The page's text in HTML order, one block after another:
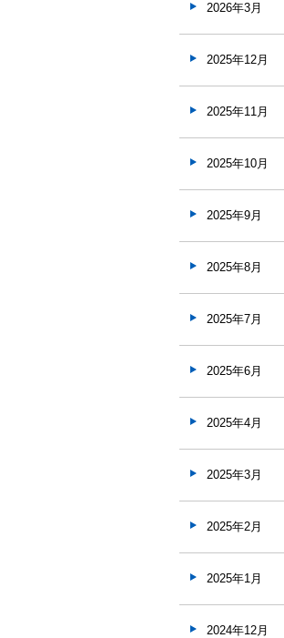
2026年3月
2025年12月
2025年11月
2025年10月
2025年9月
2025年8月
2025年7月
2025年6月
2025年4月
2025年3月
2025年2月
2025年1月
2024年12月